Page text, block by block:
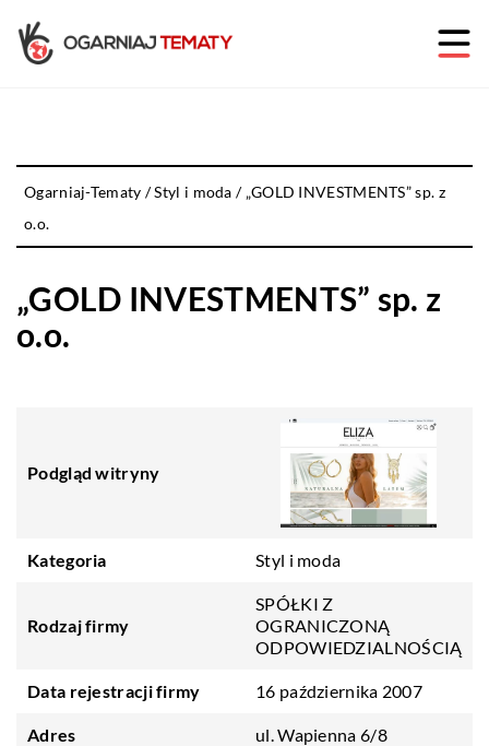
Ogarniaj-Tematy /Styl i moda / „GOLD INVESTMENTS” sp. z
o.o.
„GOLD INVESTMENTS” sp. z
o.o.
Podgląd witryny
Kategoria Styl i moda
Rodzaj firmy
SPÓŁKI Z
OGRANICZONĄ
ODPOWIEDZIALNOŚCIĄ
Data rejestracji firmy 16 października 2007
Adres ul. Wapienna 6/8